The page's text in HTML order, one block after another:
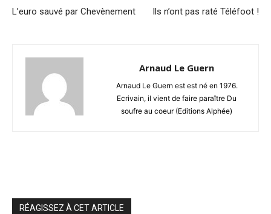
L’euro sauvé par Chevènement Ils n’ont pas raté Téléfoot !
Arnaud Le Guern
Arnaud Le Guern est est né en 1976.
Ecrivain, il vient de faire paraître Du
soufre au coeur (Editions Alphée)
RÉAGISSEZ À CET ARTICLE